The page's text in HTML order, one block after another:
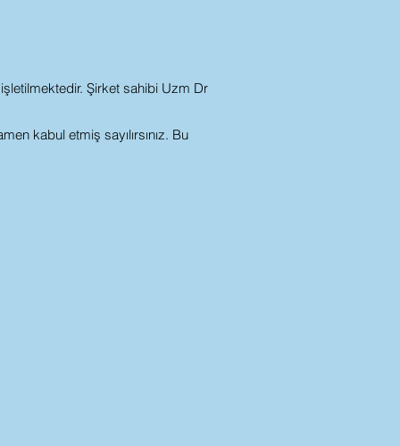
Şirket sahibi Uzm Dr
kabul etmiş sayılırsınız. Bu